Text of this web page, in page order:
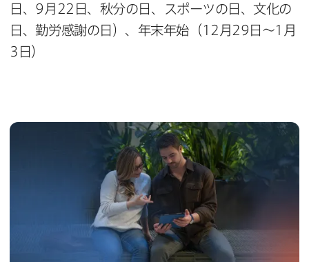
日、 9 月 22 日、​秋分の​日、​スポーツの​日、​文化の​
日、​勤労感謝の​日）、​年末年始​（ 12 月 29 日～1 月
3 日）